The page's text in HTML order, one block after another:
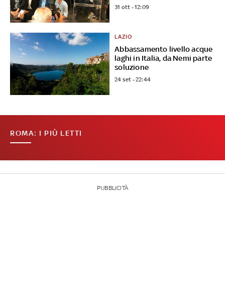
31 ott - 12:09
Abbassamento livello acque
laghi in Italia, da Nemi parte
soluzione
LAZIO
24 set - 22:44
ROMA: I PIÙ LETTI
PUBBLICITÀ